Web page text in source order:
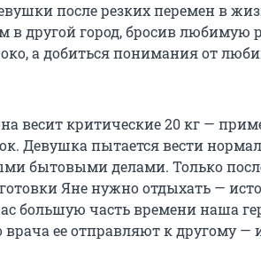
после резких перемен в
в другой город, бросив любимую
а добиться понимания от
весит критические 20 кг —
Девушка пытается вести
бытовыми делами. Только
Яне нужно отдыхать —
большую часть времени наша
врача ее отправляют к другому —